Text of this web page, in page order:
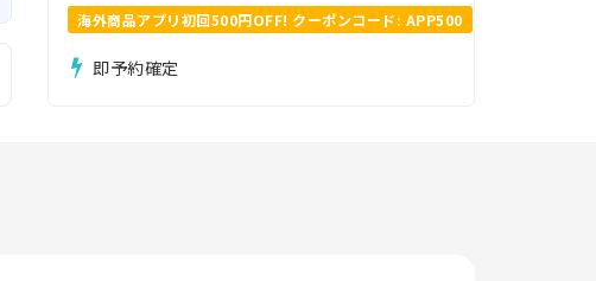
海外商品アプリ初回500円OFF! クーポンコード: APP500
即予約確定